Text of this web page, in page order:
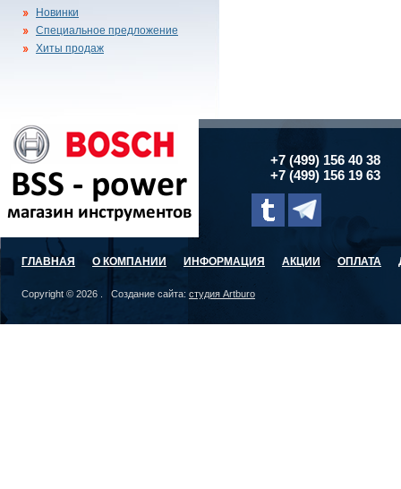
Новинки
Специальное предложение
Хиты продаж
+7 (499) 156 40 38
+7 (499) 156 19 63
ГЛАВНАЯ О КОМПАНИИ ИНФОРМАЦИЯ АКЦИИ ОПЛАТА
Copyright © 2026 . Создание сайта: студия Artburo